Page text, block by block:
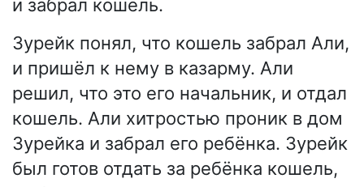
и забрал кошель.
Зурейк понял, что кошель забрал Али,
и пришёл к нему в казарму. Али
решил, что это его начальник, и отдал
кошель. Али хитростью проник в дом
Зурейка и забрал его ребёнка. Зурейк
был готов отдать за ребёнка кошель,